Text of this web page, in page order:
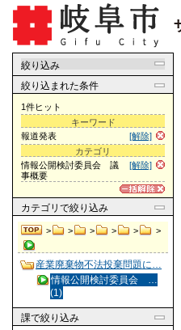
絞り込み
絞り込まれた条件
1件ヒット
キーワード
[解除]
報道発表
カテゴリ
[解除]
情報公開検討委員会 議
事概要
カテゴリ で絞り込み
> > > > > >
産業廃棄物不法投棄問題に…
情報公開検討委員会 …
(1)
課で絞り込み